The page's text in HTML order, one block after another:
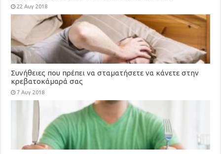
22 Αυγ 2018
Συνήθειες που πρέπει να σταματήσετε να κάνετε στην
κρεβατοκάμαρά σας
7 Αυγ 2018